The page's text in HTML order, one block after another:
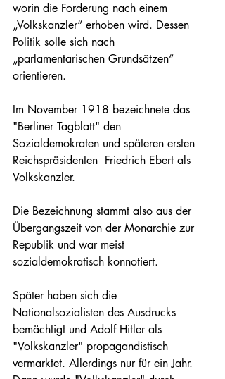
worin die Forderung nach einem
„Volkskanzler“ erhoben wird. Dessen
Politik solle sich nach
„parlamentarischen Grundsätzen“
orientieren.
Im November 1918 bezeichnete das
"Berliner Tagblatt" den
Sozialdemokraten und späteren ersten
Reichspräsidenten  Friedrich Ebert als
Volkskanzler.
Die Bezeichnung stammt also aus der
Übergangszeit von der Monarchie zur
Republik und war meist
sozialdemokratisch konnotiert.
Später haben sich die
Nationalsozialisten des Ausdrucks
bemächtigt und Adolf Hitler als
"Volkskanzler" propagandistisch
vermarktet. Allerdings nur für ein Jahr.